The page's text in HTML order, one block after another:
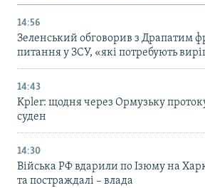
14:56
Зеленський обговорив з Драпатим
питання у ЗСУ, «які потребують
14:43
Kpler: щодня через Ормузьку
суден
14:30
Війська РФ вдарили по Ізюму на
та постраждалі – влада